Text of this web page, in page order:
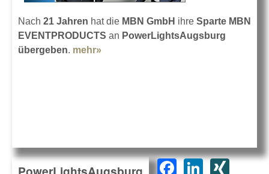
Nach 21 Jahren hat die MBN GmbH ihre Sparte MBN
EVENTPRODUCTS an PowerLightsAugsburg
übergeben. mehr»
F
Li XI